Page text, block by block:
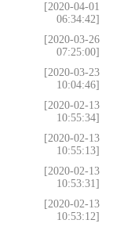
[2020-04-01
06:34:42]
[2020-03-26
07:25:00]
[2020-03-23
10:04:46]
[2020-02-13
10:55:34]
[2020-02-13
10:55:13]
[2020-02-13
10:53:31]
[2020-02-13
10:53:12]